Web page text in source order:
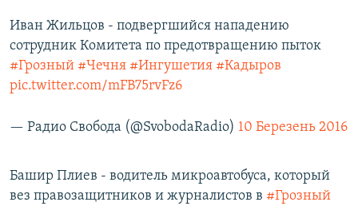
Усі сайти RFE/RL
Иван Жильцов - подвергшийся нападению
сотрудник Комитета по предотвращению пыток
#Грозный #Чечня #Ингушетия #Кадыров
pic.twitter.com/mFB75rvFz6
— Радио Свобода (@SvobodaRadio) 10 Березень 2016
Башир Плиев - водитель микроавтобуса, который
вез правозащитников и журналистов в #Грозный